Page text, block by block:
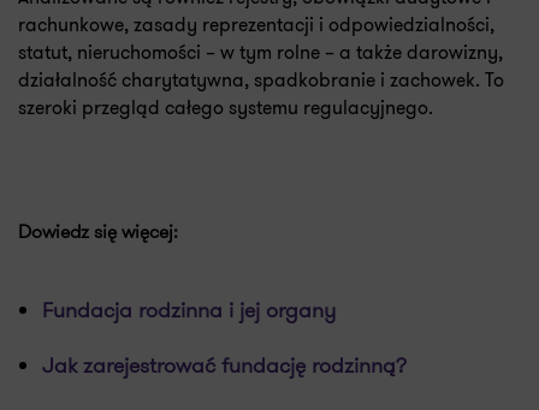
rachunkowe, zasady reprezentacji i odpowiedzialności,
statut, nieruchomości – w tym rolne – a także darowizny,
działalność charytatywna, spadkobranie i zachowek. To
szeroki przegląd całego systemu regulacyjnego.
Dowiedz się więcej:
Fundacja rodzinna i jej organy
Jak zarejestrować fundację rodzinną?